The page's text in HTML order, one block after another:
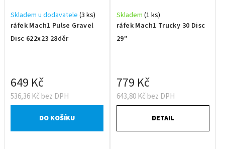
ráfek Mach1 Pulse Gravel
Disc 622x23 28děr
Skladem u dodavatele (3 ks)
536,36 Kč bez DPH
649 Kč
DO KOŠÍKU
ráfek Mach1 Trucky 30 Disc
29"
Skladem (1 ks)
643,80 Kč bez DPH
779 Kč
DETAIL